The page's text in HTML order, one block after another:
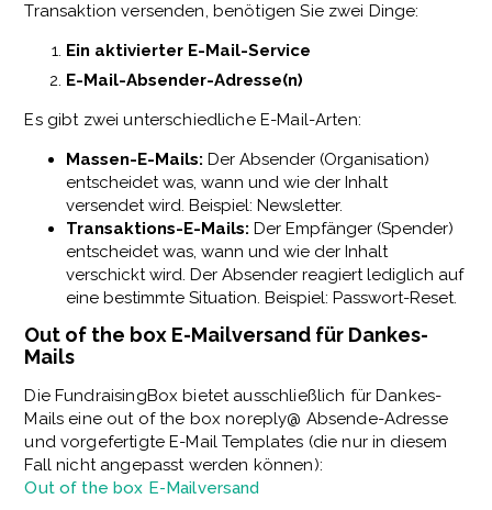
Transaktion versenden, benötigen Sie zwei Dinge:
Ein aktivierter E-Mail-Service
E-Mail-Absender-Adresse(n)
Es gibt zwei unterschiedliche E-Mail-Arten:
Massen-E-Mails: Der Absender (Organisation)
entscheidet was, wann und wie der Inhalt
versendet wird. Beispiel: Newsletter.
Transaktions-E-Mails: Der Empfänger (Spender)
entscheidet was, wann und wie der Inhalt
verschickt wird. Der Absender reagiert lediglich auf
eine bestimmte Situation. Beispiel: Passwort-Reset.
Out of the box E-Mailversand für Dankes-
Mails
Die FundraisingBox bietet ausschließlich für Dankes-
Mails eine out of the box noreply@ Absende-Adresse
und vorgefertigte E-Mail Templates (die nur in diesem
Fall nicht angepasst werden können):
Out of the box E-Mailversand